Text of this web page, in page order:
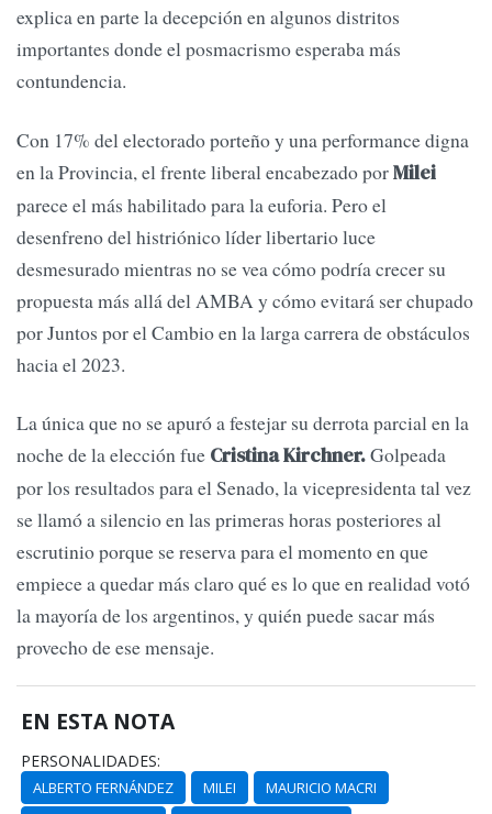
explica en parte la decepción en algunos distritos
importantes donde el posmacrismo esperaba más
contundencia.
Con 17% del electorado porteño y una performance digna
en la Provincia, el frente liberal encabezado porMilei
parece el más habilitado para la euforia. Pero el
desenfreno del histriónico líder libertario luce
desmesurado mientras no se vea cómo podría crecer su
propuesta más allá del AMBA y cómo evitará ser chupado
por Juntos por el Cambio en la larga carrera de obstáculos
hacia el 2023.
La única que no se apuró a festejar su derrota parcial en la
noche de la elección fue Cristina Kirchner.Golpeada
por los resultados para el Senado, la vicepresidenta tal vez
se llamó a silencio en las primeras horas posteriores al
escrutinio porque se reserva para el momento en que
empiece a quedar más claro qué es lo que en realidad votó
la mayoría de los argentinos, y quién puede sacar más
provecho de ese mensaje.
EN ESTA NOTA
PERSONALIDADES:
ALBERTO FERNÁNDEZ MILEI
MAURICIO MACRI